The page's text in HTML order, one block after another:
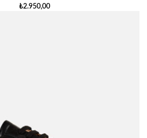
₺2.950,00